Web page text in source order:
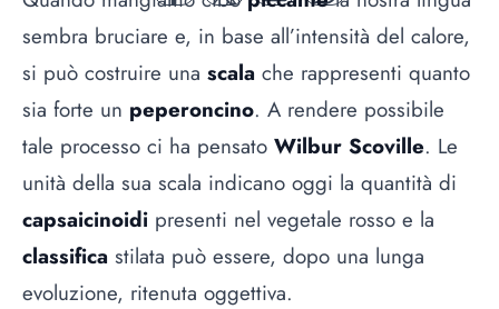
sembra bruciare e, in base all’intensità del calore,
si può costruire una scala che rappresenti quanto
sia forte un peperoncino. A rendere possibile
tale processo ci ha pensato Wilbur Scoville. Le
unità della sua scala indicano oggi la quantità di
capsaicinoidi presenti nel vegetale rosso e la
classifica stilata può essere, dopo una lunga
evoluzione, ritenuta oggettiva.